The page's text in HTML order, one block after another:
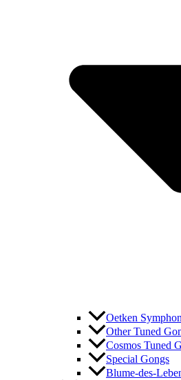
Oetken
Other Tuned
Cosmos Tuned
Special Gongs
Blume-des-